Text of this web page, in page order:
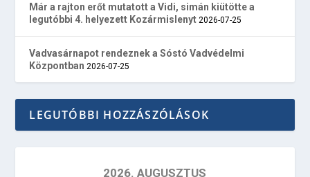
Már a rajton erőt mutatott a Vidi, simán kiütötte a
legutóbbi 4. helyezett Kozármislenyt 2026-07-25
Vadvasárnapot rendeznek a Sóstó Vadvédelmi
Központban 2026-07-25
LEGUTÓBBI HOZZÁSZÓLÁSOK
2026. AUGUSZTUS